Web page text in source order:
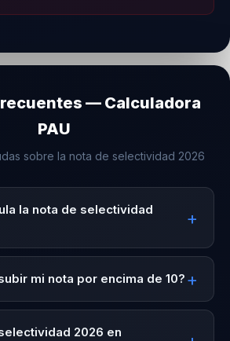
y Dietética
— Calculadora
PAU
sobre la nota de selectividad 2026
la nota de selectividad
mi nota por encima de 10?
2026 en